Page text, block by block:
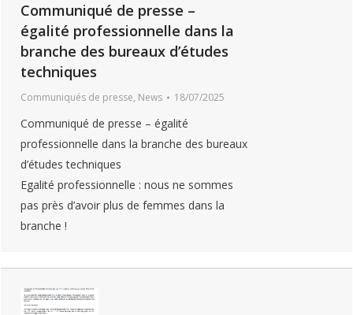
Communiqué de presse –
égalité professionnelle dans la
branche des bureaux d’études
techniques
Communiqués de presse, News 18/07/2025
Communiqué de presse – égalité
professionnelle dans la branche des bureaux
d’études techniques
Egalité professionnelle : nous ne sommes
pas près d’avoir plus de femmes dans la
branche !